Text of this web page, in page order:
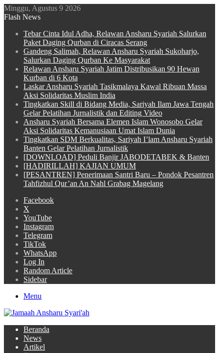
Minggu, Agustus 9 2026
Flash News
Tebar Cinta Idul Adha, Relawan Ansharu Syariah Salurkan
Paket Daging Qurban di Ciracas Serang
Gandeng Salimah, Relawan Ansharu Syariah Sukoharjo,
Salurkan Daging Qurban Ke Masyarakat
Relawan Ansharu Syariah Jatim Distribusikan 90 Hewan
Kurban di 6 Kota
Laskar Ansharu Syariah Tasikmalaya Kawal Ribuan Massa
Aksi Solidaritas Muslim India
Tingkatkan Skill di Bidang Media, Sariyah Ilam Jawa Tengah
Gelar Pelatihan Jurnalistik dan Editing Video
Ansharu Syariah Bersama Elemen Islam Wonosobo Gelar
Aksi Solidaritas Kemanusiaan Umat Islam Dunia
Tingkatkan SDM Berkualitas, Sariyah I’lam Ansharu Syariah
Banten Gelar Pelatihan Jurnalistik
[DOWNLOAD] Peduli Banjir JABODETABEK & Banten
[HADIRILLAH] KAJIAN UMUM
[PESANTREN] Penerimaan Santri Baru – Pondok Pesantren
Tahfizhul Qur’an An Nahl Grabag Magelang
Facebook
X
YouTube
Instagram
Telegram
TikTok
WhatsApp
Log In
Random Article
Sidebar
Menu
Beranda
News
Artikel